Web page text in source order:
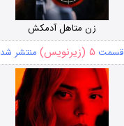
زن متاهل آدمکش
قسمت ۵ (زیرنویس) منتشر شد